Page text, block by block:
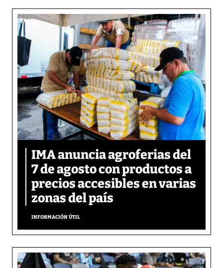
IMA anuncia agroferias del
7 de agosto con productos a
precios accesibles en varias
zonas del país
INFORMACIÓN ÚTIL